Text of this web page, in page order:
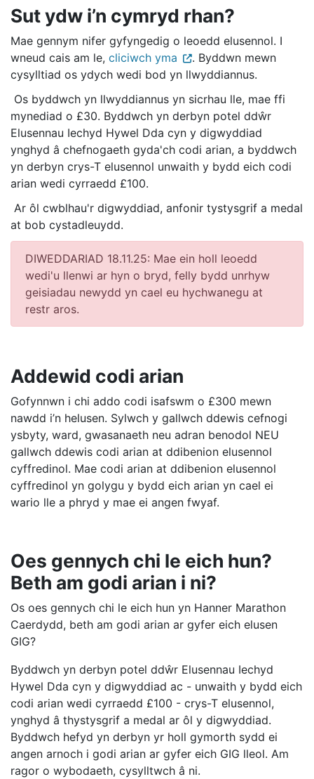
Sut ydw i’n cymryd rhan?
Mae gennym nifer gyfyngedig o leoedd elusennol. I
wneud cais am le, cliciwch yma
. Byddwn mewn
cysylltiad os ydych wedi bod yn llwyddiannus.
Os byddwch yn llwyddiannus yn sicrhau lle, mae ffi
mynediad o £30. Byddwch yn derbyn potel ddŵr
Elusennau Iechyd Hywel Dda cyn y digwyddiad
ynghyd â chefnogaeth gyda'ch codi arian, a byddwch
yn derbyn crys-T elusennol unwaith y bydd eich codi
arian wedi cyrraedd £100.
Ar ôl cwblhau'r digwyddiad, anfonir tystysgrif a medal
at bob cystadleuydd.
DIWEDDARIAD 18.11.25: Mae ein holl leoedd
wedi'u llenwi ar hyn o bryd, felly bydd unrhyw
geisiadau newydd yn cael eu hychwanegu at
restr aros.
Addewid codi arian
Gofynnwn i chi addo codi isafswm o £300 mewn
nawdd i’n helusen. Sylwch y gallwch ddewis cefnogi
ysbyty, ward, gwasanaeth neu adran benodol NEU
gallwch ddewis codi arian at ddibenion elusennol
cyffredinol. Mae codi arian at ddibenion elusennol
cyffredinol yn golygu y bydd eich arian yn cael ei
wario lle a phryd y mae ei angen fwyaf.
Oes gennych chi le eich hun?
Beth am godi arian i ni?
Os oes gennych chi le eich hun yn Hanner Marathon
Caerdydd, beth am godi arian ar gyfer eich elusen
GIG?
Byddwch yn derbyn potel ddŵr Elusennau Iechyd
Hywel Dda cyn y digwyddiad ac - unwaith y bydd eich
codi arian wedi cyrraedd £100 - crys-T elusennol,
ynghyd â thystysgrif a medal ar ôl y digwyddiad.
Byddwch hefyd yn derbyn yr holl gymorth sydd ei
angen arnoch i godi arian ar gyfer eich GIG lleol. Am
ragor o wybodaeth, cysylltwch â ni.